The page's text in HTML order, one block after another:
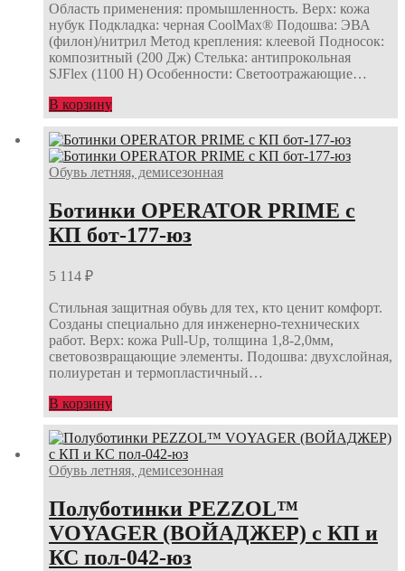
Область применения: промышленность. Верх: кожа
нубук Подкладка: черная СoolMax® Подошва: ЭВА
(филон)/нитрил Метод крепления: клеевой Подносок:
композитный (200 Дж) Стелька: антипрокольная
SJFlex (1100 Н) Особенности: Светоотражающие…
В корзину
Обувь летняя, демисезонная
Ботинки OPERATOR PRIME с
КП бот-177-юз
5 114 ₽
Стильная защитная обувь для тех, кто ценит комфорт.
Созданы специально для инженерно-технических
работ. Верх: кожа Pull-Up, толщина 1,8-2,0мм,
световозвращающие элементы. Подошва: двухслойная,
полиуретан и термопластичный…
В корзину
Обувь летняя, демисезонная
Полуботинки PEZZOL™
VOYAGER (ВОЙАДЖЕР) с КП и
КС пол-042-юз